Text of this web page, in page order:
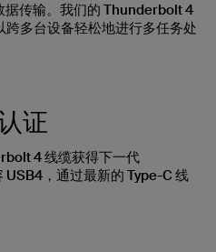
据传输。我们的 Thunderbolt 4
跨多台设备轻松地进行多任务处
证
4 线缆获得下一代
，通过最新的 Type-C 线